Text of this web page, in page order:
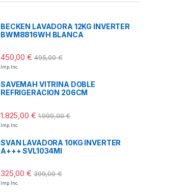
BECKEN LAVADORA 12KG INVERTER
BWM8816WH BLANCA
450,00€ 495,00€
Imp. Inc.
SAVEMAH VITRINA DOBLE
REFRIGERACION 206CM
1.825,00 € 1.999,00€
Imp. Inc.
SVAN LAVADORA 10KG INVERTER
A+++ SVL1034MI
325,00€ 399,00€
Imp. Inc.